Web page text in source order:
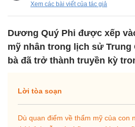
Xem các bài viết của tác giả
Dương Quý Phi được xếp
mỹ nhân trong lịch sử Trung
bà đã trở thành truyền kỳ
Lời tòa soạn
Dù quan điểm về thẩm mỹ của con